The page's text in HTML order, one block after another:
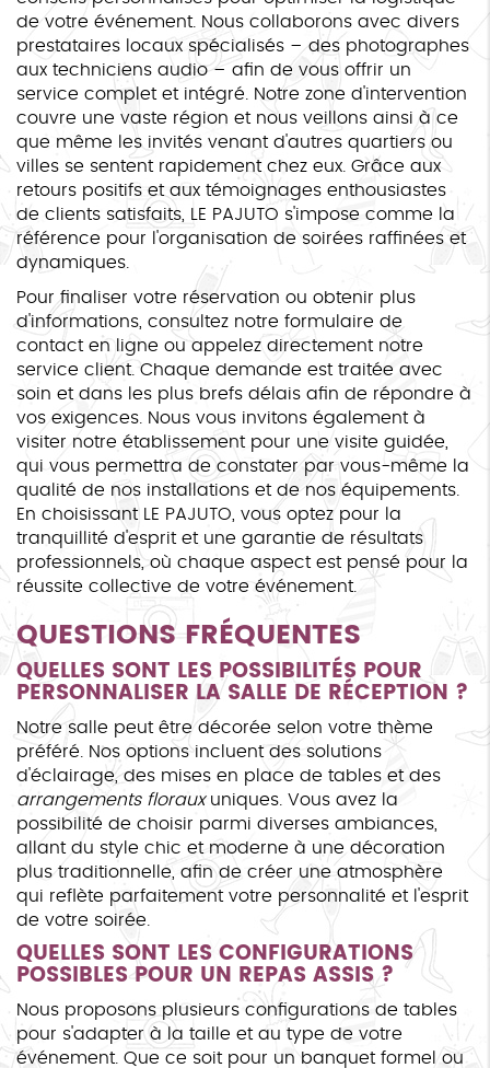
de votre événement. Nous collaborons avec divers
prestataires locaux spécialisés – des photographes
aux techniciens audio – afin de vous offrir un
service complet et intégré. Notre zone d'intervention
couvre une vaste région et nous veillons ainsi à ce
que même les invités venant d'autres quartiers ou
villes se sentent rapidement chez eux. Grâce aux
retours positifs et aux témoignages enthousiastes
de clients satisfaits, LE PAJUTO s'impose comme la
référence pour l'organisation de soirées raffinées et
dynamiques.
Pour finaliser votre réservation ou obtenir plus
d'informations, consultez notre formulaire de
contact en ligne ou appelez directement notre
service client. Chaque demande est traitée avec
soin et dans les plus brefs délais afin de répondre à
vos exigences. Nous vous invitons également à
visiter notre établissement pour une visite guidée,
qui vous permettra de constater par vous-même la
qualité de nos installations et de nos équipements.
En choisissant LE PAJUTO, vous optez pour la
tranquillité d'esprit et une garantie de résultats
professionnels, où chaque aspect est pensé pour la
réussite collective de votre événement.
QUESTIONS FRÉQUENTES
QUELLES SONT LES POSSIBILITÉS POUR
PERSONNALISER LA SALLE DE RÉCEPTION ?
Notre salle peut être décorée selon votre thème
préféré. Nos options incluent des solutions
d'éclairage, des mises en place de tables et des
arrangements florauxuniques. Vous avez la
possibilité de choisir parmi diverses ambiances,
allant du style chic et moderne à une décoration
plus traditionnelle, afin de créer une atmosphère
qui reflète parfaitement votre personnalité et l'esprit
de votre soirée.
QUELLES SONT LES CONFIGURATIONS
POSSIBLES POUR UN REPAS ASSIS ?
Nous proposons plusieurs configurations de tables
pour s'adapter à la taille et au type de votre
événement. Que ce soit pour un banquet formel ou